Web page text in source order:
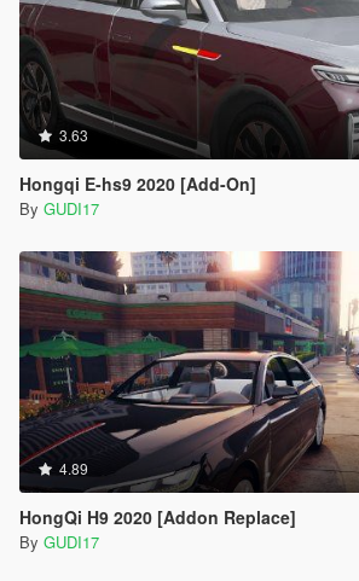
3.63
Hongqi E-hs9 2020 [Add-On]
By GUDI17
4.89
HongQi H9 2020 [Addon Replace]
By GUDI17